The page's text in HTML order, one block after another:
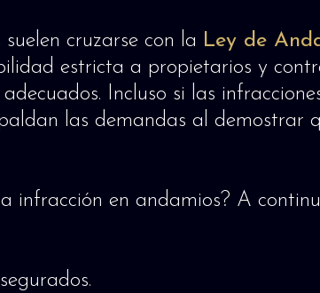
cruzarse con la Ley de
estricta a propietarios y
Incluso si las
las demandas al demostrar
infracción en andamios? A